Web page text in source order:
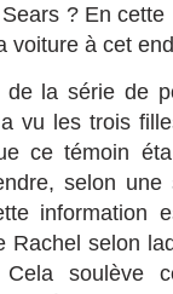
? En
voiture à cet
de la série de
vu les trois
ce témoin
selon
information
selon
soulève